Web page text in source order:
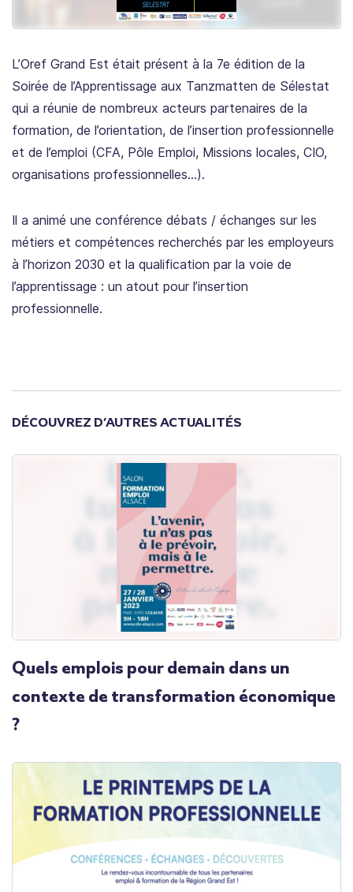
L’Oref Grand Est était présent à la 7e édition de la
Soirée de l’Apprentissage aux Tanzmatten de Sélestat
qui a réunie de nombreux acteurs partenaires de la
formation, de l’orientation, de l’insertion professionnelle
et de l’emploi (CFA, Pôle Emploi, Missions locales, CIO,
organisations professionnelles…).
Il a animé une conférence débats / échanges sur les
métiers et compétences recherchés par les employeurs
à l’horizon 2030 et la qualification par la voie de
l’apprentissage : un atout pour l’insertion
professionnelle.
DÉCOUVREZ D’AUTRES ACTUALITÉS
Quels emplois pour demain dans un
contexte de transformation économique
?